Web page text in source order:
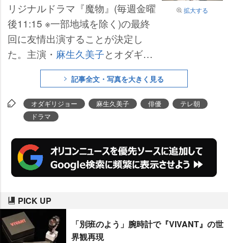
拡大する
リジナルドラマ『魔物』(毎週金曜
後11:15 ※一部地域を除く)の最終
回に友情出演することが決定し
た。主演・ 麻生久美子とオダギリ
の“時効警察コンビ”が、同じ金曜
ナイトドラマ枠で再会を果たす。
記事全文・写真を大きく見る
オダギリジョー 麻生久美子 俳優
テレ朝
ドラマ
PICK UP
「別班のよう」腕時計で『VIVANT』の世
界観再現